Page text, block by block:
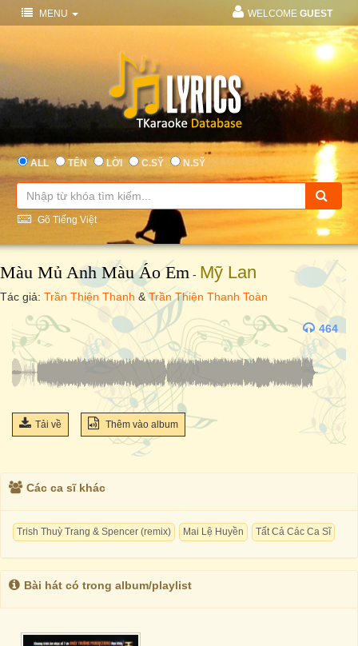
MENU WELCOME GUEST
ALL TÊN LỜI C.SỸ N.SỸ
Gõ Tiếng Việt
Màu Mủ Anh Màu Áo Em - Mỹ Lan
Tác giả: Trần Thiện Thanh &Trần Thiện Thanh Toàn
464
Tải về Thêm vào album
Các ca sĩ khác
Trish Thuỳ Trang & Spencer (remix) Mai Lệ Huyền Tất Cả Các Ca Sĩ
Bài hát có trong album/playlist